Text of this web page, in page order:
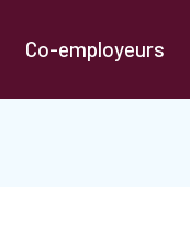
Co-employeurs